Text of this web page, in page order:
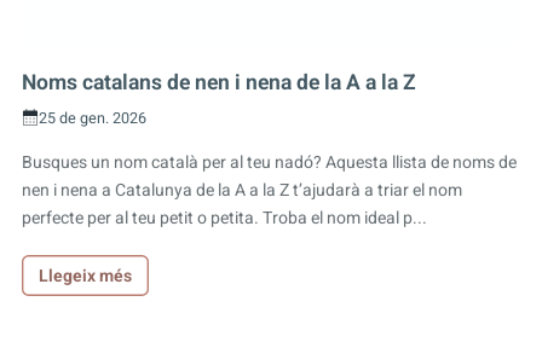
Noms catalans de nen i nena de la A a la Z
25 de gen. 2026
Busques un nom català per al teu nadó? Aquesta llista de noms de
nen i nena a Catalunya de la A a la Z t’ajudarà a triar el nom
perfecte per al teu petit o petita. Troba el nom ideal p...
Llegeix més